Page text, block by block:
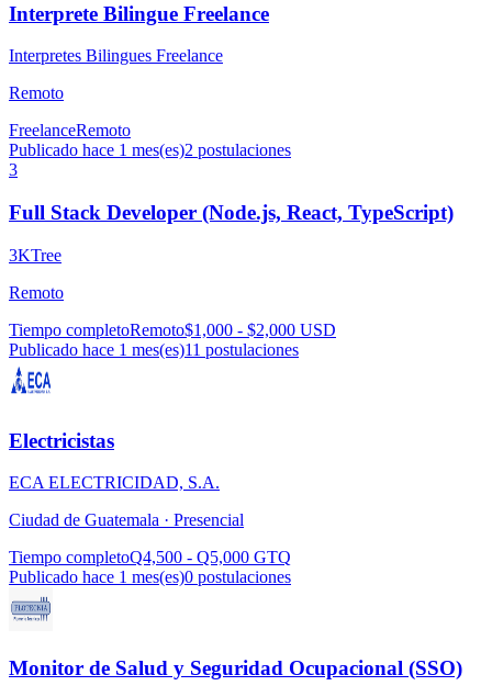
Interprete Bilingue Freelance
Interpretes Bilingues Freelance
Remoto
FreelanceRemoto
Publicado hace 1 mes(es)2 postulaciones
3
Full Stack Developer (Node.js, React, TypeScript)
3KTree
Remoto
Tiempo completoRemoto$1,000 - $2,000 USD
Publicado hace 1 mes(es)11 postulaciones
Electricistas
ECA ELECTRICIDAD, S.A.
Ciudad de Guatemala · Presencial
Tiempo completoQ4,500 - Q5,000 GTQ
Publicado hace 1 mes(es)0 postulaciones
Monitor de Salud y Seguridad Ocupacional (SSO)